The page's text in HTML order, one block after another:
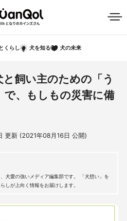
くらし 犬を知る 犬の未来
と飼い主のための「う
で、もしもの災害に備
更新 (2021年08月16日 公開)
犬愛の強いメディア編集部です。 「犬想い」を
しが上向く情報をお届けします。